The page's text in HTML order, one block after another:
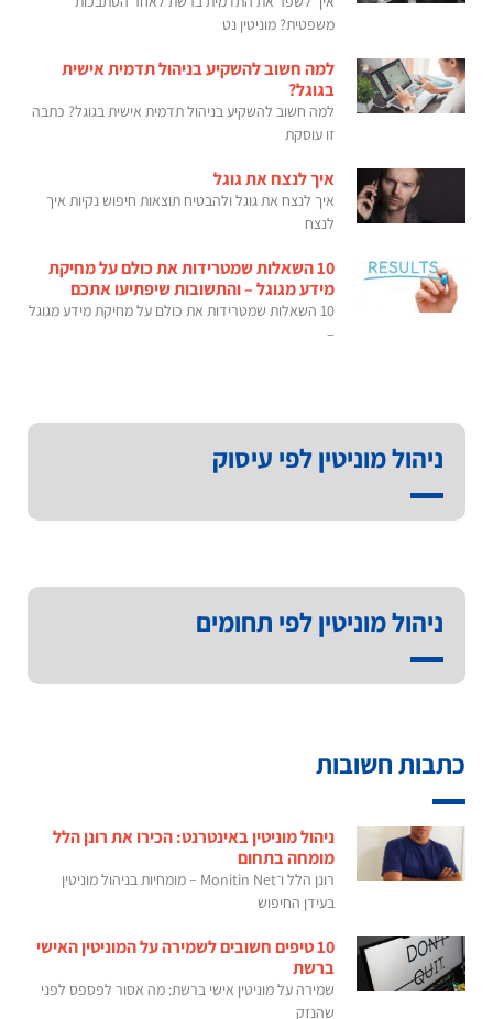
משפטית? מוניטין נט
למה חשוב להשקיע בניהול תדמית אישית
בגוגל?
למה חשוב להשקיע בניהול תדמית אישית בגוגל? כתבה
זו עוסקת
איך לנצח את גוגל
איך לנצח את גוגל ולהבטיח תוצאות חיפוש נקיות איך
לנצח
10 השאלות שמטרידות את כולם על מחיקת
מידע מגוגל – והתשובות שיפתיעו אתכם
10 השאלות שמטרידות את כולם על מחיקת מידע מגוגל
–
ניהול מוניטין לפי עיסוק
ניהול מוניטין לפי תחומים
כתבות חשובות
ניהול מוניטין באינטרנט: הכירו את רונן הלל
מומחה בתחום
רונן הלל ו־Monitin Net – מומחיות בניהול מוניטין
בעידן החיפוש
10 טיפים חשובים לשמירה על המוניטין האישי
ברשת
שמירה על מוניטין אישי ברשת: מה אסור לפספס לפני
שהנזק